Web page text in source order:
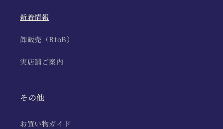
新着情報
卸販売（BtoB）
実店舗ご案内
その他
お買い物ガイド